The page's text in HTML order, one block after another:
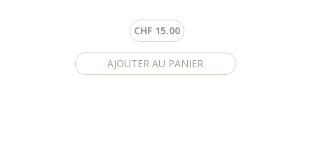
CHF 15.00